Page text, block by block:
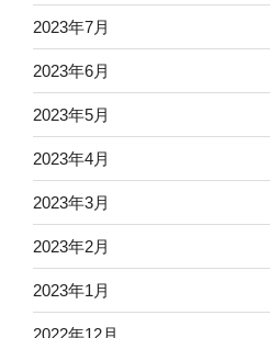
2023年7月
2023年6月
2023年5月
2023年4月
2023年3月
2023年2月
2023年1月
2022年12月